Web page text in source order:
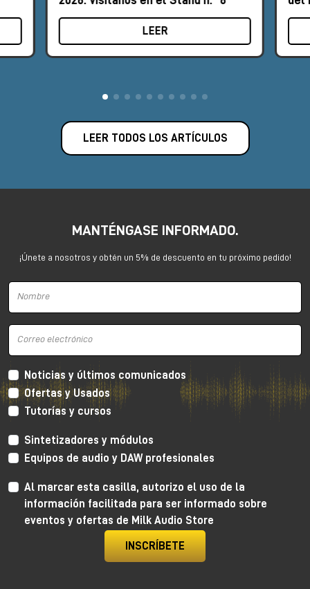
LEER
LEER TODOS LOS ARTÍCULOS
MANTÉNGASE INFORMADO.
¡Únete a nosotros y obtén un 5% de descuento en tu próximo pedido!
Noticias y últimos comunicados
Ofertas y Usados
Tutorías y cursos
Sintetizadores y módulos
Equipos de audio y DAW profesionales
Al marcar esta casilla, autorizo el uso de la
información facilitada para ser informado sobre
eventos y ofertas de Milk Audio Store
INSCRÍBETE